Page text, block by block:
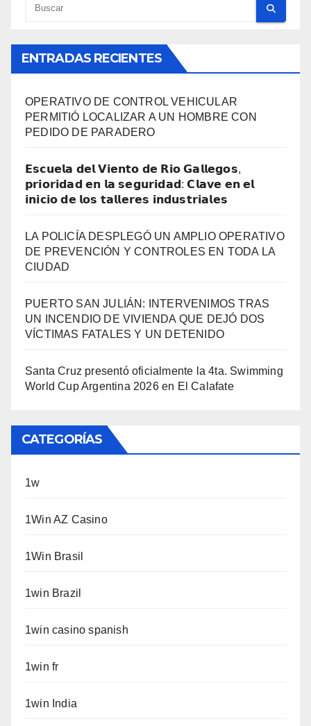
ENTRADAS RECIENTES
OPERATIVO DE CONTROL VEHICULAR
PERMITIÓ LOCALIZAR A UN HOMBRE CON
PEDIDO DE PARADERO
𝗘𝘀𝗰𝘂𝗲𝗹𝗮 𝗱𝗲𝗹 𝗩𝗶𝗲𝗻𝘁𝗼 𝗱𝗲 𝗥𝗶𝗼 𝗚𝗮𝗹𝗹𝗲𝗴𝗼𝘀,
𝗽𝗿𝗶𝗼𝗿𝗶𝗱𝗮𝗱 𝗲𝗻 𝗹𝗮 𝘀𝗲𝗴𝘂𝗿𝗶𝗱𝗮𝗱: 𝗖𝗹𝗮𝘃𝗲 𝗲𝗻 𝗲𝗹
𝗶𝗻𝗶𝗰𝗶𝗼 𝗱𝗲 𝗹𝗼𝘀 𝘁𝗮𝗹𝗹𝗲𝗿𝗲𝘀 𝗶𝗻𝗱𝘂𝘀𝘁𝗿𝗶𝗮𝗹𝗲𝘀
LA POLICÍA DESPLEGÓ UN AMPLIO OPERATIVO
DE PREVENCIÓN Y CONTROLES EN TODA LA
CIUDAD
PUERTO SAN JULIÁN: INTERVENIMOS TRAS
UN INCENDIO DE VIVIENDA QUE DEJÓ DOS
VÍCTIMAS FATALES Y UN DETENIDO
Santa Cruz presentó oficialmente la 4ta. Swimming
World Cup Argentina 2026 en El Calafate
CATEGORÍAS
1w
1Win AZ Casino
1Win Brasil
1win Brazil
1win casino spanish
1win fr
1win India